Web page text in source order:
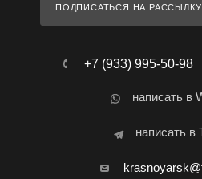
ПОДПИСАТЬСЯ НА РАССЫЛКУ
+7 (933) 995-50-98
написать в
написать в